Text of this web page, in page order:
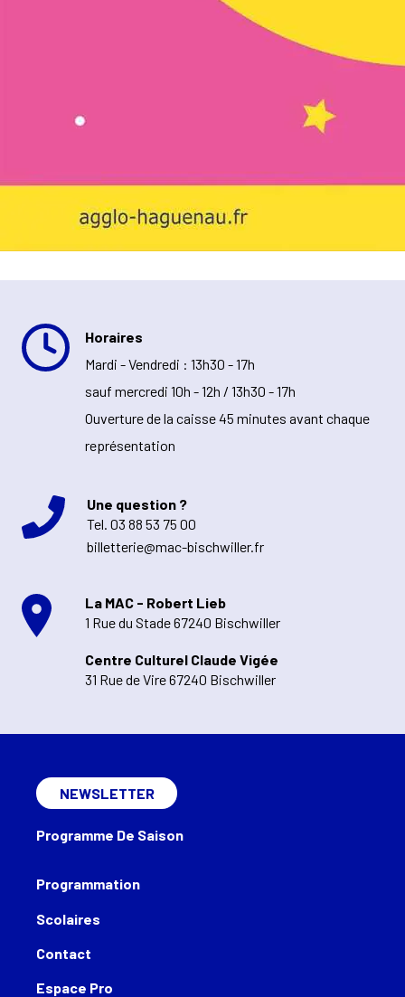
Horaires
Mardi - Vendredi : 13h30 - 17h
sauf mercredi 10h - 12h / 13h30 - 17h
Ouverture de la caisse 45 minutes avant chaque
représentation
Une question ?
Tel. 03 88 53 75 00
billetterie@mac-bischwiller.fr
La MAC - Robert Lieb
1 Rue du Stade 67240 Bischwiller
Centre Culturel Claude Vigée
31 Rue de Vire 67240 Bischwiller
Programmation
Scolaires
Contact
Espace Pro
NEWSLETTER
Programme De Saison